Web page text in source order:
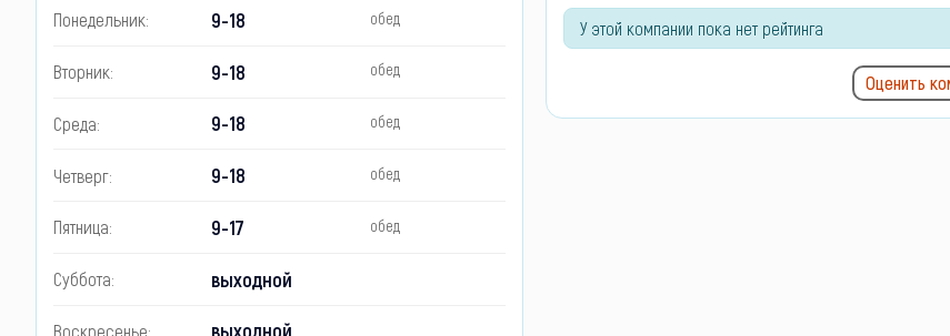
Понедельник: 9-18 обед
Вторник: 9-18 обед
Среда: 9-18 обед
Четверг: 9-18 обед
Пятница: 9-17 обед
Суббота: выходной
Воскресенье: выходной
У этой компании пока нет рейтинга
Оценить